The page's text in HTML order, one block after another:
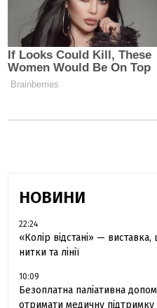
НОВИНИ
22:24
«Колір відстані» —
нитки та лінії
10:09
Безоплатна паліативна
отримати медичну